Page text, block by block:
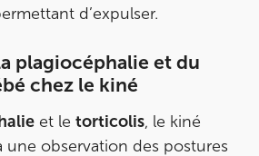
d’expulser.
plagiocéphalie et du
chez le kiné
et le torticolis, le kiné
une observation des postures